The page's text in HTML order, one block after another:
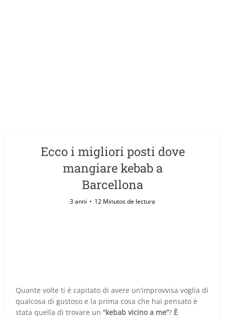
Ecco i migliori posti dove
mangiare kebab a
Barcellona
3 anni 12 Minutos de lectura
Quante volte ti è capitato di avere un’improvvisa voglia di
qualcosa di gustoso e la prima cosa che hai pensato è
stata quella di trovare un“kebab vicino a me”? È